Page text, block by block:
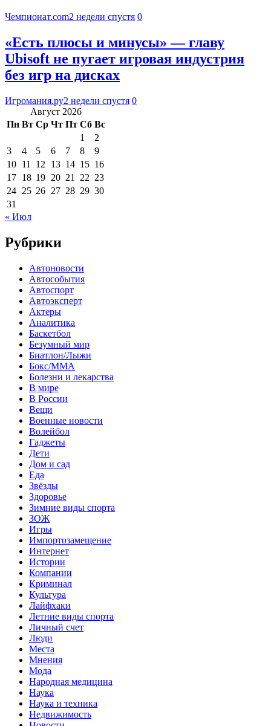
Чемпионат.com2 недели спустя 0
«Есть плюсы и минусы» — главу
Ubisoft не пугает игровая индустрия
без игр на дисках
Игромания.ру2 недели спустя 0
Август 2026
Пн Вт Ср Чт Пт Сб Вс
1
2
3
4 5 6 7 8
9
10 11 12 13 14 15 16
17 18 19 20 21 22 23
24 25 26 27 28 29 30
31
« Июл
Рубрики
Автоновости
Автособытия
Автоспорт
Автоэксперт
Актеры
Аналитика
Баскетбол
Безумный мир
Биатлон/Лыжи
Бокс/MMA
Болезни и лекарства
В мире
В России
Вещи
Военные новости
Волейбол
Гаджеты
Дети
Дом и сад
Еда
Звёзды
Здоровье
Зимние виды спорта
ЗОЖ
Игры
Импортозамещение
Интернет
Истории
Компании
Криминал
Культура
Лайфхаки
Летние виды спорта
Личный счет
Люди
Места
Мнения
Мода
Народная медицина
Наука
Наука и техника
Недвижимость